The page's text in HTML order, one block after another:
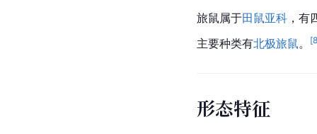
旅鼠属于田鼠亚科 ，有
主要种类有北极旅鼠。 [
形态特征